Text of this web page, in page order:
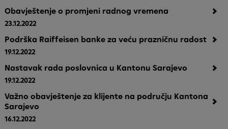
Obavještenje o promjeni radnog vremena
23.12.2022
Podrška Raiffeisen banke za veću prazničnu radost
19.12.2022
Nastavak rada poslovnica u Kantonu Sarajevo
19.12.2022
Važno obavještenje za klijente na području Kantona
Sarajevo
16.12.2022